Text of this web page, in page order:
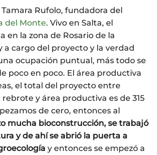
Rufolo, fundadora del
del Monte. Vivo en Salta, el
en la zona de Rosario de la
a cargo del proyecto y la verdad
ocupación puntual, más todo se
poco en poco. El área productiva
el total del proyecto entre
y área productiva es de 315
de cero, entonces al
mucha bioconstrucción, se trabajó
y de ahí se abrió la puerta a
y entonces se empezó a